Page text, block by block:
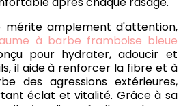
amplement d'attention,
à barbe framboise bleue
pour hydrater, adoucir et
il aide à renforcer la fibre et à
des agressions extérieures,
éclat et vitalité. Grâce à sa